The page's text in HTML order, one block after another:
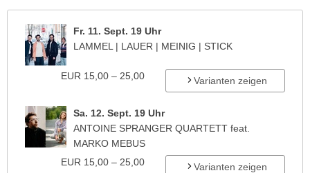
Fr. 11. Sept. 19 Uhr
LAMMEL | LAUER | MEINIG | STICK
EUR 15,00 – 25,00 Varianten zeigen
Sa. 12. Sept. 19 Uhr
ANTOINE SPRANGER QUARTETT feat.
MARKO MEBUS
EUR 15,00 – 25,00 Varianten zeigen